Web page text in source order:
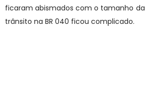
ficaram abismados com o tamanho da
trânsito na BR 040 ficou complicado.